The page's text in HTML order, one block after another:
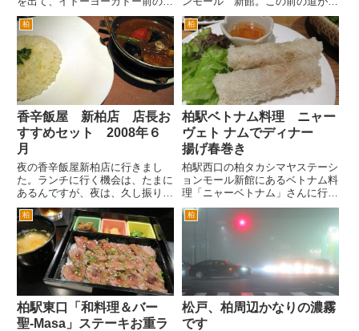
りを旧水戸街道までいきます。旧
水戸街道の交差点の右手に柏神社
があります。 柏神社の左の路
地をまっすぐ行きます。左手に柏
ローカルでは有名なホワイト餃
子...
あさひ通りです。国道6号まで左
右に飲食店が軒を連ねています。
このあさひ通りの途中の左側に
あるのが「アミュゼ てっぱんば
る」さんです。イタリアとフラ...
柏
香辛飯屋 新柏店 店長お
すすめセット 2008年６
月
夜の香辛飯屋新柏店に行きまし
た。ランチに行く機会は、たまに
あるんですが、夜は、久し振りか
もしれませんね。 香辛飯屋は、
よくメニューが、変わるので、久
し振りというか、ちょっと訪問期
間が、あくと、どうオーダーして
よいかわからなくなるのが、難点
で...
柏
柏駅ベトナム料理 ニャー
ヴェト ナムでディナー
揚げ春巻き
柏駅西口の柏タカシマヤステーシ
ョンモール新館にあるベトナム料
理「ニャーベトナム」さんに行き
ました。 新館がオープンした当
初からのお店です。開店当初は、
ベトナムの民族衣装を着たスタッ
フさんが大量にいて、気合入って
る感がすごかったんですが、最
近...
柏
柏駅東口「和料理＆バー
聖-Masa」ステーキお重ラ
柏
松戸、柏周辺かなりの濃霧
です